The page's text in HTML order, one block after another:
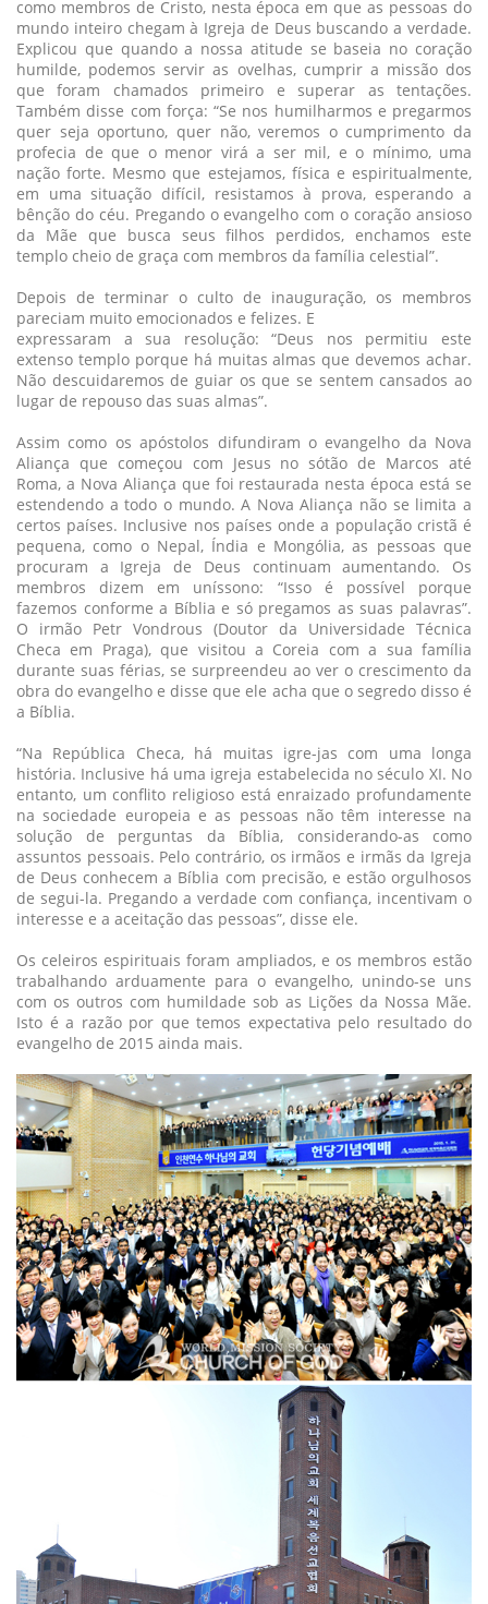
como membros de Cristo, nesta época em que as pessoas do
mundo inteiro chegam à Igreja de Deus buscando a verdade.
Explicou que quando a nossa atitude se baseia no coração
humilde, podemos servir as ovelhas, cumprir a missão dos
que foram chamados primeiro e superar as tentações.
Também disse com força: “Se nos humilharmos e pregarmos
quer seja oportuno, quer não, veremos o cumprimento da
profecia de que o menor virá a ser mil, e o mínimo, uma
nação forte. Mesmo que estejamos, física e espiritualmente,
em uma situação difícil, resistamos à prova, esperando a
bênção do céu. Pregando o evangelho com o coração ansioso
da Mãe que busca seus filhos perdidos, enchamos este
templo cheio de graça com membros da família celestial”.
Depois de terminar o culto de inauguração, os membros
pareciam muito emocionados e felizes. E
expressaram a sua resolução: “Deus nos permitiu este
extenso templo porque há muitas almas que devemos achar.
Não descuidaremos de guiar os que se sentem cansados ao
lugar de repouso das suas almas”.
Assim como os apóstolos difundiram o evangelho da Nova
Aliança que começou com Jesus no sótão de Marcos até
Roma, a Nova Aliança que foi restaurada nesta época está se
estendendo a todo o mundo. A Nova Aliança não se limita a
certos países. Inclusive nos países onde a população cristã é
pequena, como o Nepal, Índia e Mongólia, as pessoas que
procuram a Igreja de Deus continuam aumentando. Os
membros dizem em uníssono: “Isso é possível porque
fazemos conforme a Bíblia e só pregamos as suas palavras”.
O irmão Petr Vondrous (Doutor da Universidade Técnica
Checa em Praga), que visitou a Coreia com a sua família
durante suas férias, se surpreendeu ao ver o crescimento da
obra do evangelho e disse que ele acha que o segredo disso é
a Bíblia.
“Na República Checa, há muitas igre-jas com uma longa
história. Inclusive há uma igreja estabelecida no século XI. No
entanto, um conflito religioso está enraizado profundamente
na sociedade europeia e as pessoas não têm interesse na
solução de perguntas da Bíblia, considerando-as como
assuntos pessoais. Pelo contrário, os irmãos e irmãs da Igreja
de Deus conhecem a Bíblia com precisão, e estão orgulhosos
de segui-la. Pregando a verdade com confiança, incentivam o
interesse e a aceitação das pessoas”, disse ele.
Os celeiros espirituais foram ampliados, e os membros estão
trabalhando arduamente para o evangelho, unindo-se uns
com os outros com humildade sob as Lições da Nossa Mãe.
Isto é a razão por que temos expectativa pelo resultado do
evangelho de 2015 ainda mais.